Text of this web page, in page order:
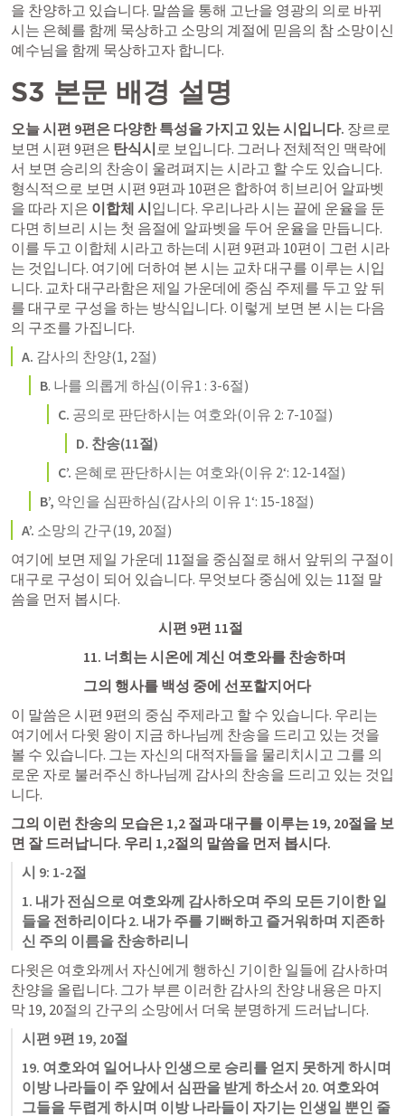
을 찬양하고 있습니다. 말씀을 통해 고난을 영광의 의로 바뀌
시는 은혜를 함께 묵상하고 소망의 계절에 믿음의 참 소망이신
예수님을 함께 묵상하고자 합니다.
S3 본문 배경 설명
오늘 시편 9편은 다양한 특성을 가지고 있는 시입니다. 장르로
보면 시편 9편은 탄식시로 보입니다. 그러나 전체적인 맥락에
서 보면 승리의 찬송이 울려펴지는 시라고 할 수도 있습니다.
형식적으로 보면 시편 9편과 10편은 합하여 히브리어 알파벳
을 따라 지은 이합체 시입니다. 우리나라 시는 끝에 운율을 둔
다면 히브리 시는 첫 음절에 알파벳을 두어 운율을 만듭니다.
이를 두고 이합체 시라고 하는데 시편 9편과 10편이 그런 시라
는 것입니다. 여기에 더하여 본 시는 교차 대구를 이루는 시입
니다. 교차 대구라함은 제일 가운데에 중심 주제를 두고 앞 뒤
를 대구로 구성을 하는 방식입니다. 이렇게 보면 본 시는 다음
의 구조를 가집니다.
A. 감사의 찬양(1, 2절)
B. 나를 의롭게 하심(이유1 : 3-6절)
C. 공의로 판단하시는 여호와(이유 2: 7-10절)
D. 찬송(11절)
C’. 은혜로 판단하시는 여호와(이유 2‘: 12-14절)
B’, 악인을 심판하심(감사의 이유 1‘: 15-18절)
A’. 소망의 간구(19, 20절)
여기에 보면 제일 가운데 11절을 중심절로 해서 앞뒤의 구절이
대구로 구성이 되어 있습니다. 무엇보다 중심에 있는 11절 말
씀을 먼저 봅시다.
시편 9편 11절
11. 너희는 시온에 계신 여호와를 찬송하며
그의 행사를 백성 중에 선포할지어다
이 말씀은 시편 9편의 중심 주제라고 할 수 있습니다. 우리는
여기에서 다윗 왕이 지금 하나님께 찬송을 드리고 있는 것을
볼 수 있습니다. 그는 자신의 대적자들을 물리치시고 그를 의
로운 자로 불러주신 하나님께 감사의 찬송을 드리고 있는 것입
니다.
그의 이런 찬송의 모습은 1,2 절과 대구를 이루는 19, 20절을 보
면 잘 드러납니다. 우리 1,2절의 말씀을 먼저 봅시다.
시 9: 1-2절
1. 내가 전심으로 여호와께 감사하오며 주의 모든 기이한 일
들을 전하리이다 2. 내가 주를 기뻐하고 즐거워하며 지존하
신 주의 이름을 찬송하리니
다윗은 여호와께서 자신에게 행하신 기이한 일들에 감사하며
찬양을 올립니다. 그가 부른 이러한 감사의 찬양 내용은 마지
막 19, 20절의 간구의 소망에서 더욱 분명하게 드러납니다.
시편 9편 19, 20절
19. 여호와여 일어나사 인생으로 승리를 얻지 못하게 하시며
이방 나라들이 주 앞에서 심판을 받게 하소서 20. 여호와여
그들을 두렵게 하시며 이방 나라들이 자기는 인생일 뿐인 줄